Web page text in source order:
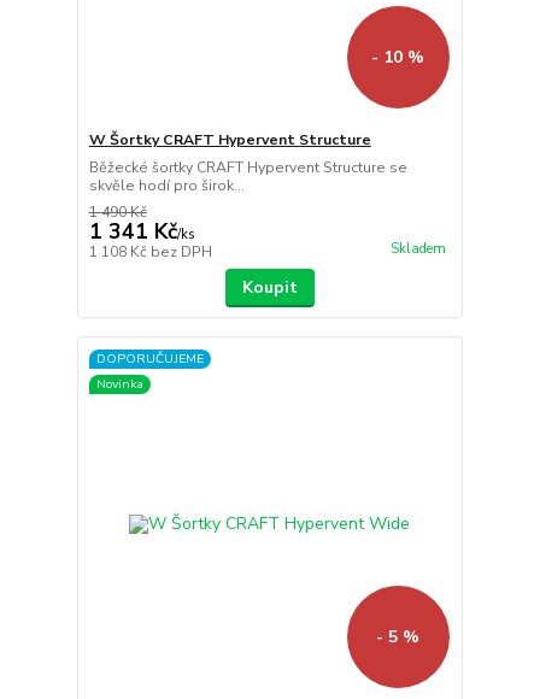
- 10 %
W Šortky CRAFT Hypervent Structure
Běžecké šortky CRAFT Hypervent Structure se
skvěle hodí pro širok...
1 490 Kč
1 341 Kč/ks
1 108 Kč bez DPH Skladem
Koupit
DOPORUČUJEME
Novinka
- 5 %